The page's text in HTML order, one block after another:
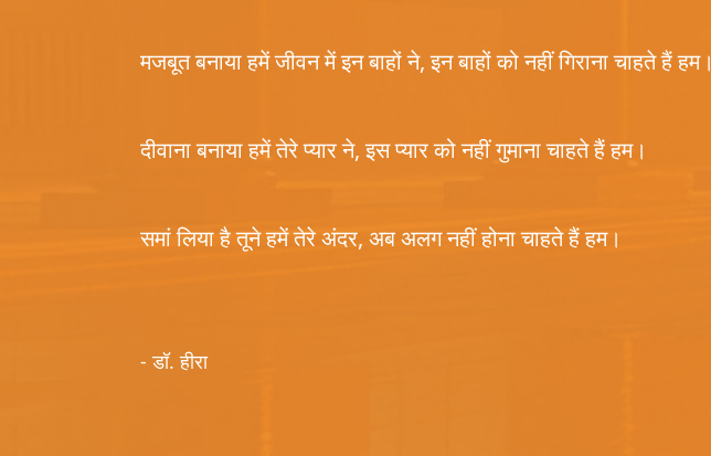
मजबूत बनाया हमें जीवन में इन बाहों ने, इन बाहों को नहीं गिराना चाहते हैं हम।
दीवाना बनाया हमें तेरे प्यार ने, इस प्यार को नहीं गुमाना चाहते हैं हम।
समां लिया है तूने हमें तेरे अंदर, अब अलग नहीं होना चाहते हैं हम।
- डॉ. हीरा